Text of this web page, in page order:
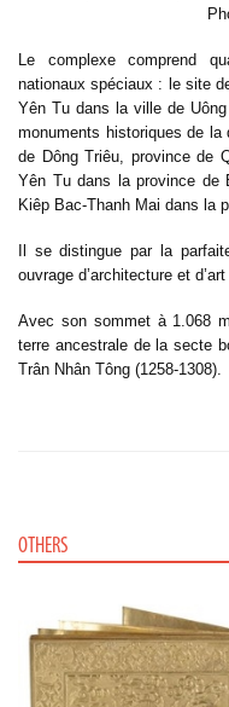
Le complexe comprend
nationaux spéciaux : le site
Yên Tu dans la ville de
monuments historiques de
de Dông Triêu, province de
Yên Tu dans la province de
Kiêp Bac-Thanh Mai dans la
Il se distingue par la
ouvrage d’architecture et
Avec son sommet à 1.068
terre ancestrale de la secte
Trân Nhân Tông (1258-1308).
OTHERS